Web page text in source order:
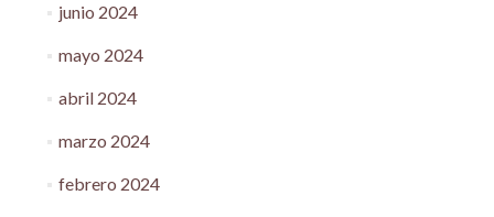
junio 2024
mayo 2024
abril 2024
marzo 2024
febrero 2024